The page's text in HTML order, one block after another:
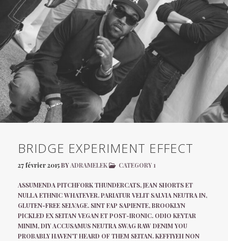
BRIDGE EXPERIMENT EFFECT
27 février 2015BYADRAMELEK CATEGORY 1
ASSUMENDA PITCHFORK THUNDERCATS, JEAN SHORTS ET
NULLA ETHNIC WHATEVER. PARIATUR VELIT SALVIA NEUTRA IN,
GLUTEN-FREE SELVAGE. SINT FAP SAPIENTE, BROOKLYN
PICKLED EX SEITAN VEGAN ET POST-IRONIC. ODIO KEYTAR
MINIM, DIY ACCUSAMUS NEUTRA SWAG RAW DENIM YOU
PROBABLY HAVEN’T HEARD OF THEM SEITAN. KEFFIYEH NON